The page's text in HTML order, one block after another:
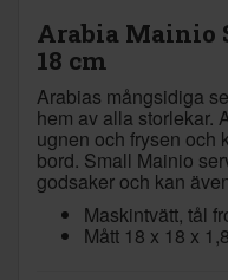
Arabia Mainio
18 cm
Arabias mångsidiga
hem av alla storlekar.
ugnen och frysen och
bord. Small Mainio
godsaker och kan
Maskintvätt, tål
Mått 18 x 18 x